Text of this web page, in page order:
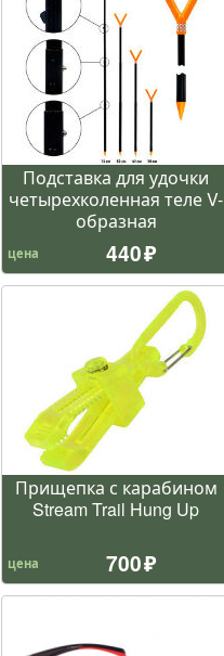
Подставка для удочки
четырехколенная теле V-
образная
цена 440
Прищепка с карабином
Stream Trail Hung Up
цена 700